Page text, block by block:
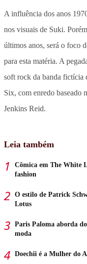
A influência dos anos
nos visuais de Suki.
últimos anos, será o foco
para esta matéria. A
soft rock da banda fictícia
Six, com enredo baseado
Jenkins Reid.
Leia também
Cômica em The White
fashion
O estilo de Patrick
Lotus
Paris Paloma aborda
moda
Doechii é a Mulher do